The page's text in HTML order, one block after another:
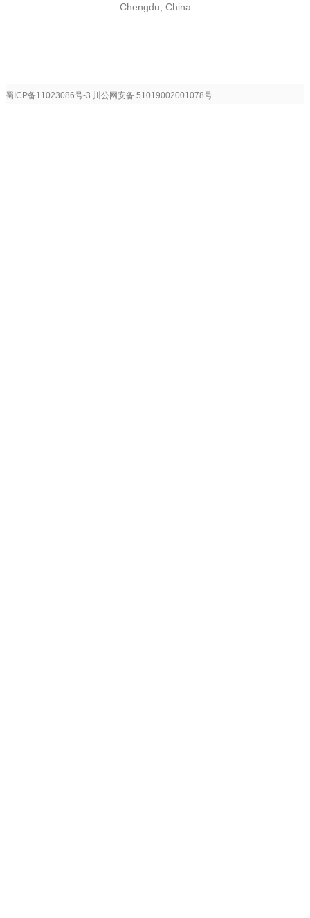
Chengdu, China
蜀ICP备11023086号-3 川公网安备 51019002001078号